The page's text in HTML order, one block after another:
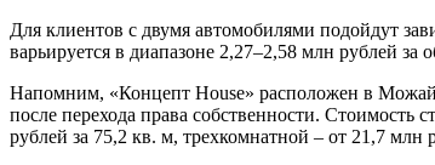
Для клиентов с двумя автомобилями подойдут
варьируется в диапазоне 2,27–2,58 млн рублей
Напомним, «Концепт House» расположен в
после перехода права собственности. Стоимость
рублей за 75,2 кв. м, трехкомнатной – от 21,7 млн